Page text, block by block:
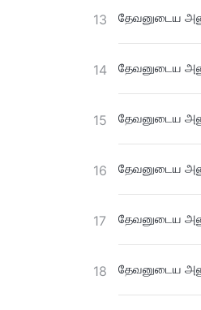
13 தேவனுடைய
14 தேவனுடைய
15 தேவனுடைய
16 தேவனுடைய
17 தேவனுடைய
18 தேவனுடைய